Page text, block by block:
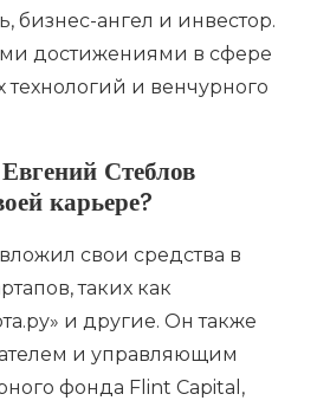
бизнес-ангел и инвестор.
достижениями в сфере
и венчурного
Стеблов
карьере?
свои средства в
таких как
и другие. Он также
и управляющим
фонда Flint Capital,